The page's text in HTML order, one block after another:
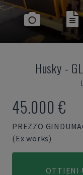
Husky -
45.000 €
PREZZO
(Ex works)
OTTIENI